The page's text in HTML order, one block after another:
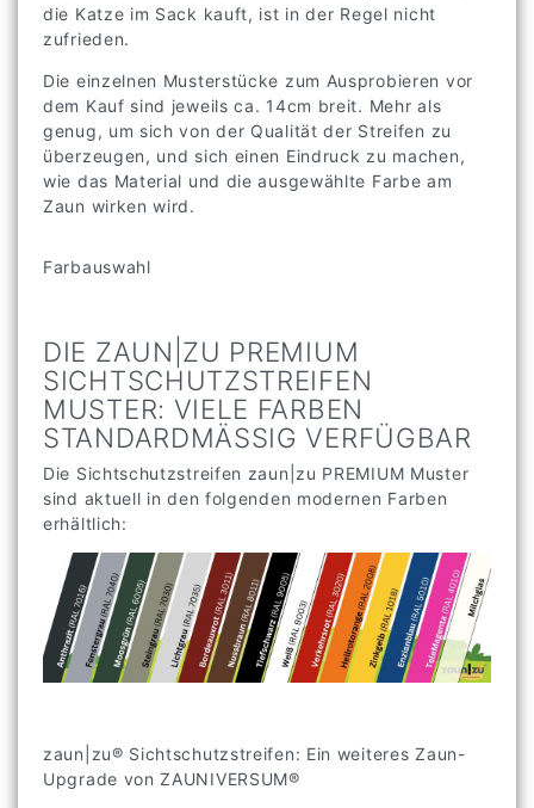
die Katze im Sack kauft, ist in der Regel nicht
zufrieden.
Die einzelnen Musterstücke zum Ausprobieren vor
dem Kauf sind jeweils ca. 14cm breit. Mehr als
genug, um sich von der Qualität der Streifen zu
überzeugen, und sich einen Eindruck zu machen,
wie das Material und die ausgewählte Farbe am
Zaun wirken wird.
Farbauswahl
DIE ZAUN|ZU PREMIUM
SICHTSCHUTZSTREIFEN
MUSTER: VIELE FARBEN
STANDARDMÄSSIG VERFÜGBAR
Die Sichtschutzstreifen zaun|zu PREMIUM Muster
sind aktuell in den folgenden modernen Farben
erhältlich:
zaun|zu® Sichtschutzstreifen: Ein weiteres Zaun-
Upgrade von ZAUNIVERSUM®